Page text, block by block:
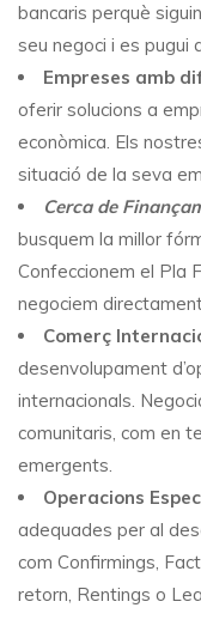
bancaris perquè
seu negoci i es pugui
Empreses amb
oferir solucions a
econòmica. Els
situació de la seva
Cerca de
busquem la millor
Confeccionem el Pla
negociem
Comerç
desenvolupament
internacionals.
comunitaris, com en
emergents.
Operacions
adequades per al
com Confirmings,
retorn, Rentings o